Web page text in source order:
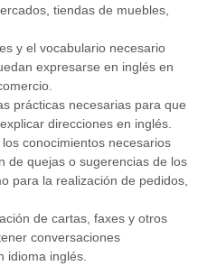
tiendas de muebles,
y el vocabulario necesario
expresarse en inglés en
prácticas necesarias para que
direcciones en inglés.
conocimientos necesarios
de quejas o sugerencias de los
para la realización de pedidos,
de cartas, faxes y otros
conversaciones
idioma inglés.